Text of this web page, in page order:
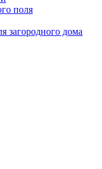
поля
загородного дома